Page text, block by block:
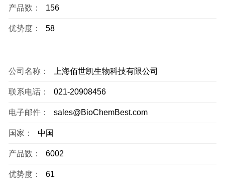
产品数： 156
优势度： 58
公司名称： 上海佰世凯生物科技有限公司
联系电话： 021-20908456
电子邮件： sales@BioChemBest.com
国家： 中国
产品数： 6002
优势度： 61